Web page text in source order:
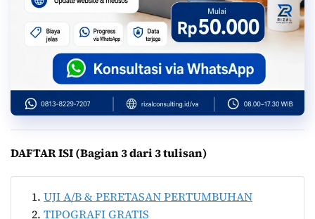
DAFTAR ISI (Bagian 3 dari 3 tulisan)
UJI A/B & PERETASAN PERTUMBUHAN
TIPOGRAFI GRATIS